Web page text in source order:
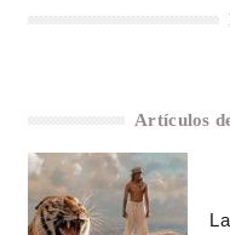
Artículos